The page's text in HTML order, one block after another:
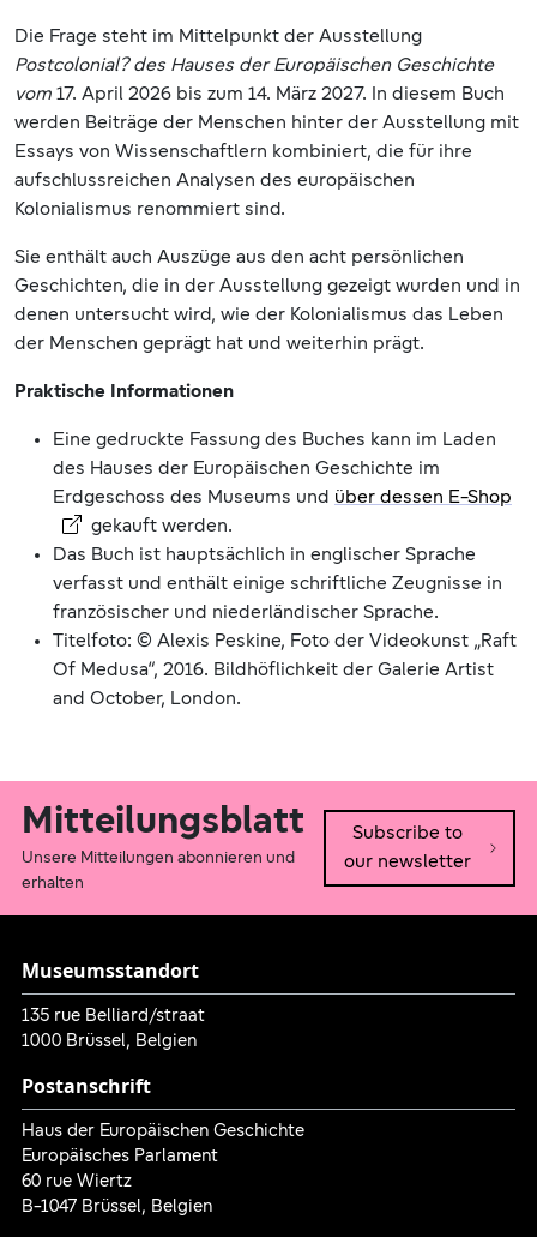
Die Frage steht im Mittelpunkt der Ausstellung
Postcolonial? des Hauses der Europäischen Geschichte
vom 17. April 2026 bis zum 14. März 2027. In diesem Buch
werden Beiträge der Menschen hinter der Ausstellung mit
Essays von Wissenschaftlern kombiniert, die für ihre
aufschlussreichen Analysen des europäischen
Kolonialismus renommiert sind.
Sie enthält auch Auszüge aus den acht persönlichen
Geschichten, die in der Ausstellung gezeigt wurden und in
denen untersucht wird, wie der Kolonialismus das Leben
der Menschen geprägt hat und weiterhin prägt.
Praktische Informationen
Eine gedruckte Fassung des Buches kann im Laden
des Hauses der Europäischen Geschichte im
Erdgeschoss des Museums und über dessen E-Shop
gekauft werden.
Das Buch ist hauptsächlich in englischer Sprache
verfasst und enthält einige schriftliche Zeugnisse in
französischer und niederländischer Sprache.
Titelfoto: © Alexis Peskine, Foto der Videokunst „Raft
Of Medusa“, 2016. Bildhöflichkeit der Galerie Artist
and October, London.
Mitteilungsblatt
Unsere Mitteilungen abonnieren und
erhalten
Subscribe to
our newsletter
Museumsstandort
135 rue Belliard/straat
1000 Brüssel, Belgien
Postanschrift
Haus der Europäischen Geschichte
Europäisches Parlament
60 rue Wiertz
B-1047 Brüssel, Belgien